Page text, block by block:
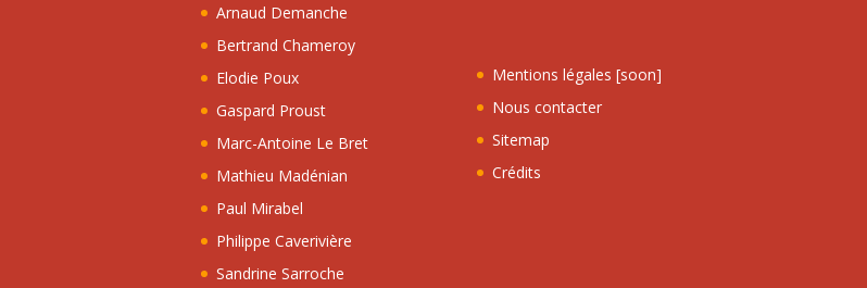
Arnaud Demanche
Bertrand Chameroy
Elodie Poux
Gaspard Proust
Marc-Antoine Le Bret
Mathieu Madénian
Paul Mirabel
Philippe Caverivière
Sandrine Sarroche
Mentions légales [soon]
Nous contacter
Sitemap
Crédits